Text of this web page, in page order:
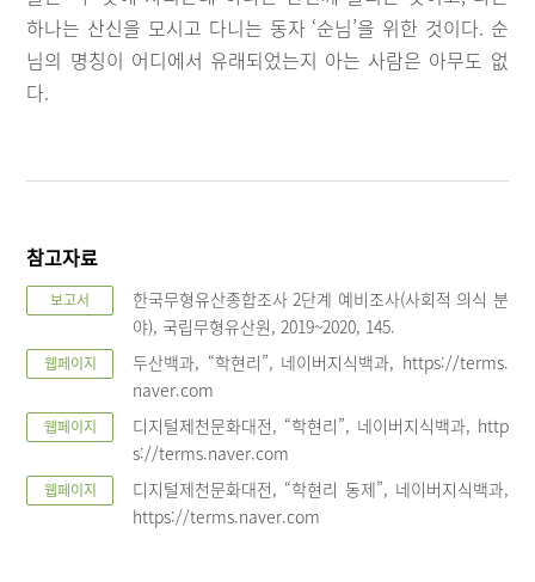
하나는 산신을 모시고 다니는 동자 ‘순님’을 위한 것이다. 순
님의 명칭이 어디에서 유래되었는지 아는 사람은 아무도 없
다.
참고자료
보고서
한국무형유산종합조사 2단계 예비조사(사회적 의식 분
야), 국립무형유산원, 2019~2020, 145.
웹페이지
두산백과, “학현리”, 네이버지식백과, https://terms.
naver.com
웹페이지
디지털제천문화대전, “학현리”, 네이버지식백과, http
s://terms.naver.com
웹페이지
디지털제천문화대전, “학현리 동제”, 네이버지식백과,
https://terms.naver.com